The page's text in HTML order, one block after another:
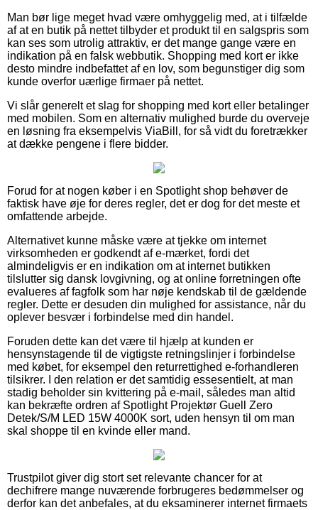
Man bør lige meget hvad være omhyggelig med, at i tilfælde
af at en butik på nettet tilbyder et produkt til en salgspris som
kan ses som utrolig attraktiv, er det mange gange være en
indikation på en falsk webbutik. Shopping med kort er ikke
desto mindre indbefattet af en lov, som begunstiger dig som
kunde overfor uærlige firmaer på nettet.
Vi slår generelt et slag for shopping med kort eller betalinger
med mobilen. Som en alternativ mulighed burde du overveje
en løsning fra eksempelvis ViaBill, for så vidt du foretrækker
at dække pengene i flere bidder.
Forud for at nogen køber i en Spotlight shop behøver de
faktisk have øje for deres regler, det er dog for det meste et
omfattende arbejde.
Alternativet kunne måske være at tjekke om internet
virksomheden er godkendt af e-mærket, fordi det
almindeligvis er en indikation om at internet butikken
tilslutter sig dansk lovgivning, og at online forretningen ofte
evalueres af fagfolk som har nøje kendskab til de gældende
regler. Dette er desuden din mulighed for assistance, når du
oplever besvær i forbindelse med din handel.
Foruden dette kan det være til hjælp at kunden er
hensynstagende til de vigtigste retningslinjer i forbindelse
med købet, for eksempel den returrettighed e-forhandleren
tilsikrer. I den relation er det samtidig essesentielt, at man
stadig beholder sin kvittering på e-mail, således man altid
kan bekræfte ordren af Spotlight Projektør Guell Zero
Detek/S/M LED 15W 4000K sort, uden hensyn til om man
skal shoppe til en kvinde eller mand.
Trustpilot giver dig stort set relevante chancer for at
dechifrere mange nuværende forbrugeres bedømmelser og
derfor kan det anbefales, at du eksaminerer internet firmaets